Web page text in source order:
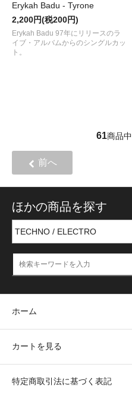
Erykah Badu - Tyrone
2,200円(税200円)
Erykah Badu 97年にリリースのラ
イブ・アルバムからのシングルカッ
ト。
61商品中
前へ
ほかの商品を探す
ホーム
カートを見る
特定商取引法に基づく表記